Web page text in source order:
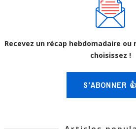
Recevez un récap hebdomadaire ou
choisissez !
S'ABONNER